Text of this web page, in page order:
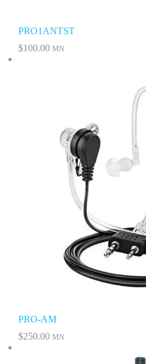
PRO1ANTST
$100.00 MN
PRO-AM
$250.00 MN